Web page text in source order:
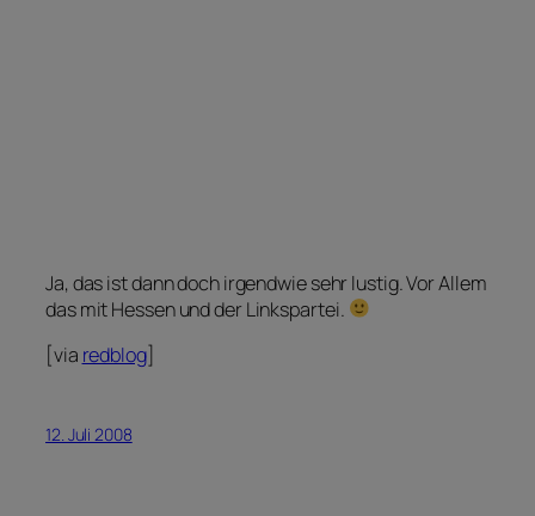
Ja, das ist dann doch irgendwie sehr lustig. Vor Allem
das mit Hessen und der Linkspartei.
[via redblog]
12. Juli 2008